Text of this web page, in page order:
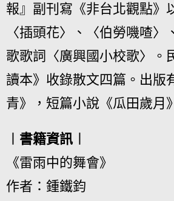
報』副刊寫《非台北觀點》
〈插頭花〉、〈伯勞嘰喳
歌歌詞〈廣興國小校歌〉。
讀本》收錄散文四篇。出版
青》，短篇小說《瓜田歲月
︱書籍資訊︱
《雷雨中的舞會》
作者：鍾鐵鈞